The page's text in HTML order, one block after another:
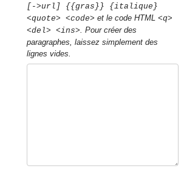
[->url] {{gras}} {italique}
<quote> <code> et le code HTML<q>
<del> <ins>. Pour créer des
paragraphes, laissez simplement des
lignes vides.